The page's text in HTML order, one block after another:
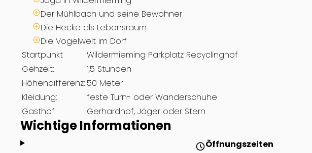
Der Mühlbach und seine Bewohner
Die Hecke als Lebensraum
Die Vogelwelt im Dorf
Startpunkt
Wildermieming Parkplatz Recyclinghof
Gehzeit:
1,5 Stunden
Höhendifferenz: 50 Meter
Kleidung:
feste Turn- oder Wanderschuhe
Gasthof
Gerhardhof, Jäger oder Stern
Wichtige Informationen
scheduleÖffnungszeiten